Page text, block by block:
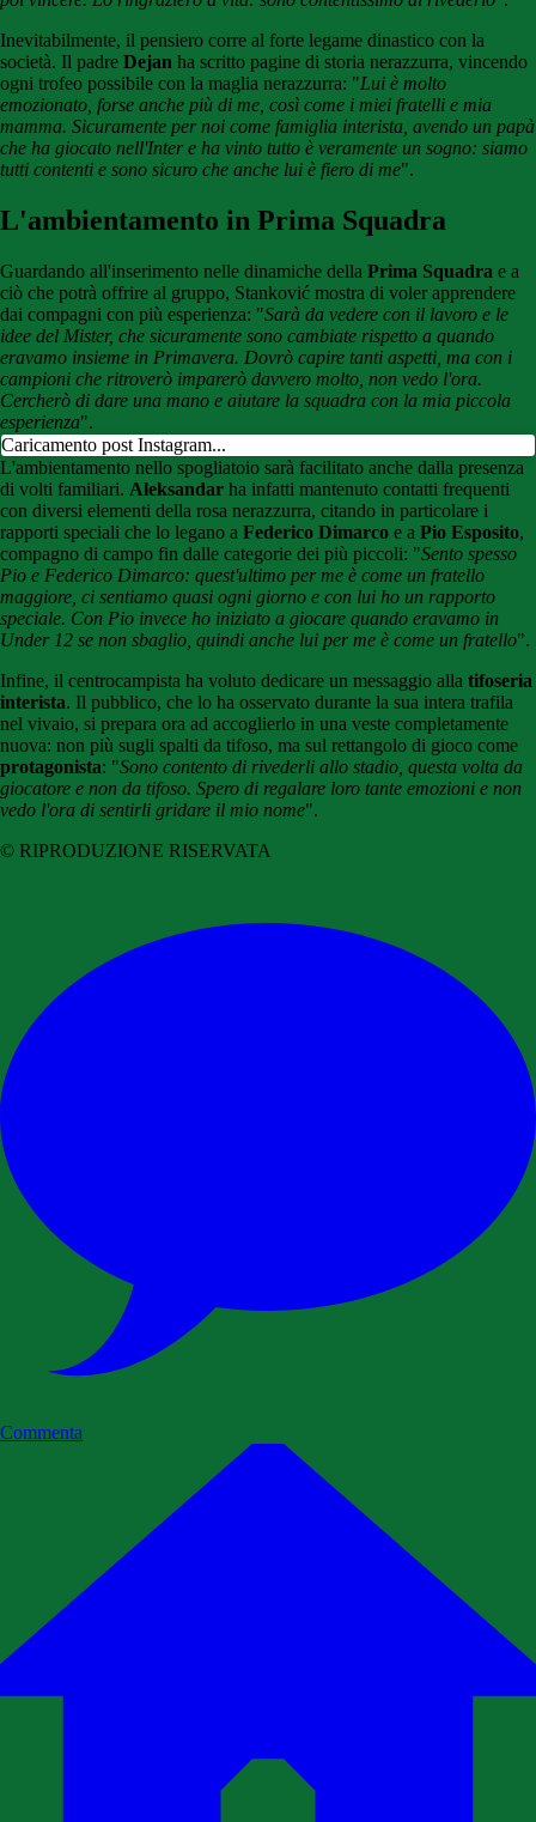
Inevitabilmente, il pensiero corre al forte legame dinastico con la
società. Il padre Dejan ha scritto pagine di storia nerazzurra, vincendo
ogni trofeo possibile con la maglia nerazzurra: "Lui è molto
emozionato, forse anche più di me, così come i miei fratelli e mia
mamma. Sicuramente per noi come famiglia interista, avendo un papà
che ha giocato nell'Inter e ha vinto tutto è veramente un sogno: siamo
tutti contenti e sono sicuro che anche lui è fiero di me".
L'ambientamento in Prima Squadra
Guardando all'inserimento nelle dinamiche della Prima Squadra e a
ciò che potrà offrire al gruppo, Stanković mostra di voler apprendere
dai compagni con più esperienza: "Sarà da vedere con il lavoro e le
idee del Mister, che sicuramente sono cambiate rispetto a quando
eravamo insieme in Primavera. Dovrò capire tanti aspetti, ma con i
campioni che ritroverò imparerò davvero molto, non vedo l'ora.
Cercherò di dare una mano e aiutare la squadra con la mia piccola
esperienza".
Caricamento post Instagram...
L'ambientamento nello spogliatoio sarà facilitato anche dalla presenza
di volti familiari. Aleksandar ha infatti mantenuto contatti frequenti
con diversi elementi della rosa nerazzurra, citando in particolare i
rapporti speciali che lo legano a Federico Dimarco e a Pio Esposito,
compagno di campo fin dalle categorie dei più piccoli: "Sento spesso
Pio e Federico Dimarco: quest'ultimo per me è come un fratello
maggiore, ci sentiamo quasi ogni giorno e con lui ho un rapporto
speciale. Con Pio invece ho iniziato a giocare quando eravamo in
Under 12 se non sbaglio, quindi anche lui per me è come un fratello".
Infine, il centrocampista ha voluto dedicare un messaggio alla tifoseria
interista. Il pubblico, che lo ha osservato durante la sua intera trafila
nel vivaio, si prepara ora ad accoglierlo in una veste completamente
nuova: non più sugli spalti da tifoso, ma sul rettangolo di gioco come
protagonista: "Sono contento di rivederli allo stadio, questa volta da
giocatore e non da tifoso. Spero di regalare loro tante emozioni e non
vedo l'ora di sentirli gridare il mio nome".
© RIPRODUZIONE RISERVATA
Commenta